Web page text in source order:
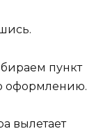
пункт
оформлению.
вылетает